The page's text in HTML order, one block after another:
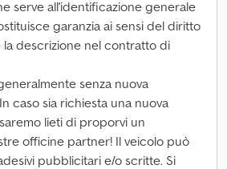
serve all'identificazione generale
garanzia ai sensi del diritto
la descrizione nel contratto di
senza nuova
caso sia richiesta una nuova
lieti di proporvi un
officine partner! Il veicolo può
pubblicitari e/o scritte. Si